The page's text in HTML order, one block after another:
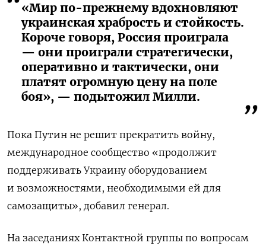
«Мир по-прежнему вдохновляют
украинская храбрость и стойкость.
Короче говоря, Россия проиграла
— они проиграли стратегически,
оперативно и тактически, они
платят огромную цену на поле
боя», — подытожил Милли.
Пока Путин не решит прекратить войну,
международное сообщество «продолжит
поддерживать Украину оборудованием
и возможностями, необходимыми ей для
самозащиты», добавил генерал.
На заседаниях Контактной группы по вопросам